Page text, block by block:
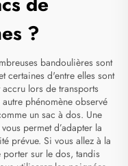
?
bandoulières sont
certaines d'entre elles sont
lors de transports
phénomène observé
un sac à dos. Une
permet d’adapter la
prévue. Si vous allez à la
porter sur le dos, tandis